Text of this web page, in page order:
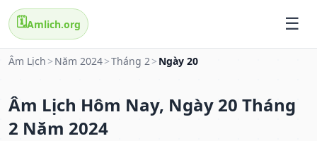
🗓️Amlich.org
Âm Lịch > Năm 2024>Tháng 2> Ngày 20
Âm Lịch Hôm Nay, Ngày 20 Tháng
2 Năm 2024